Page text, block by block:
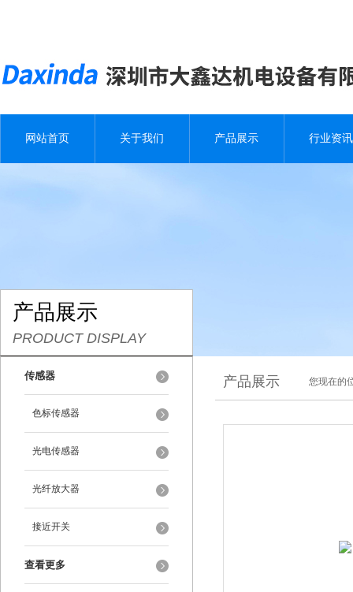
网站首页 关于我们 产品展示 行业资讯
产品展示
PRODUCT DISPLAY
传感器
色标传感器
光电传感器
光纤放大器
接近开关
查看更多
产品展示 您现在的